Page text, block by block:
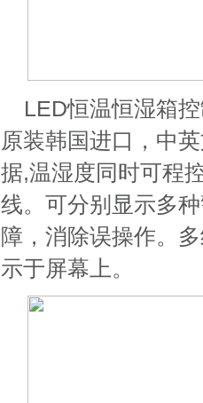
LED恒温恒湿箱
原装韩国进口，中
据,温湿度同时可程
线。可分别显示多
障，消除误操作。
示于屏幕上。